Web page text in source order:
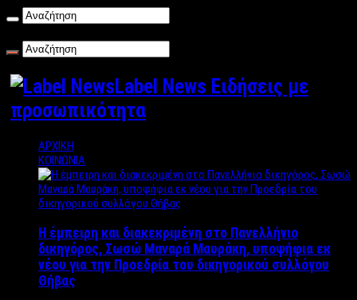
Label News Ειδήσεις με
προσωπικότητα
ΑΡΧΙΚΗ
ΚΟΙΝΩΝΙΑ
Η έμπειρη και διακεκριμένη στο Πανελλήνιο
δικηγόρος, Σωσώ Μαναρά Μαυράκη, υποψήφια εκ
νέου για την Προεδρία του δικηγορικού συλλόγου
Θήβας